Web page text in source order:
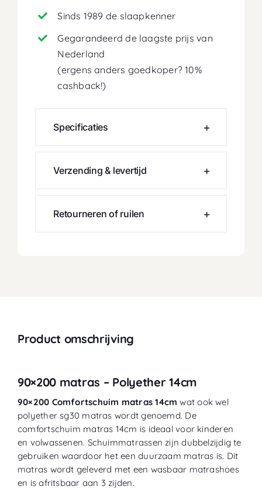
Sinds 1989 de slaapkenner
Gegarandeerd de laagste prijs van
Nederland
(ergens anders goedkoper? 10%
cashback!)
Specificaties
Verzending & levertijd
Retourneren of ruilen
Product omschrijving
90×200 matras – Polyether 14cm
90×200 Comfortschuim matras 14cm wat ook wel
polyether sg30 matras wordt genoemd. De
comfortschuim matras 14cm is ideaal voor kinderen
en volwassenen. Schuimmatrassen zijn dubbelzijdig te
gebruiken waardoor het een duurzaam matras is. Dit
matras wordt geleverd met een wasbaar matrashoes
en is afritsbaar aan 3 zijden.